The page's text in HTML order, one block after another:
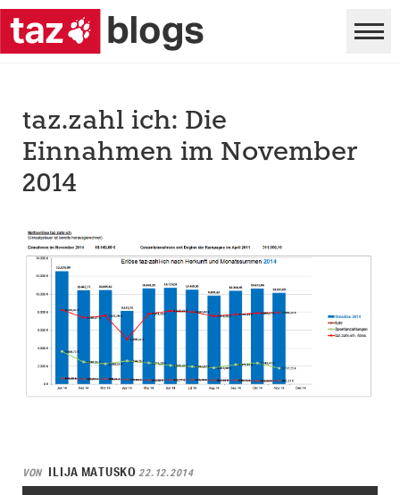
taz.zahl ich: Die
Einnahmen im November
2014
VON ILIJA MATUSKO 22.12.2014